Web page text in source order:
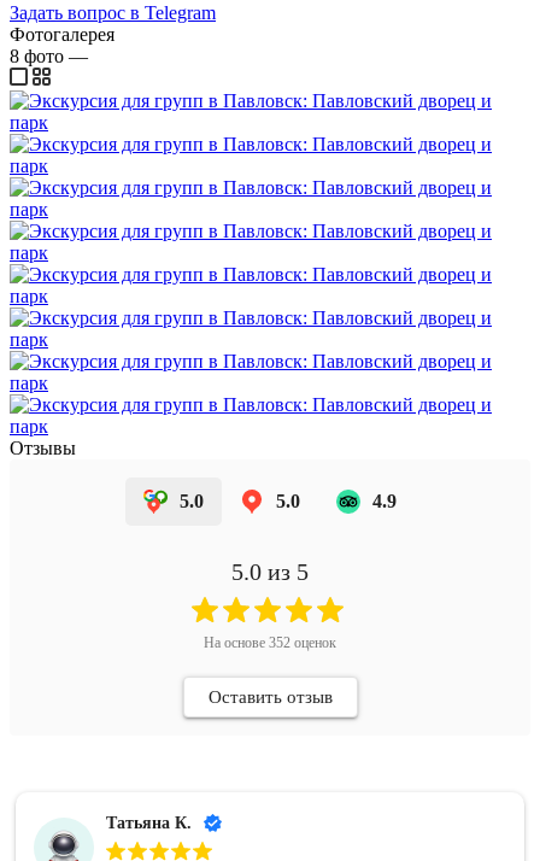
Задать вопрос в Telegram
Фотогалерея
8 фото —
Отзывы
5.0 5.0 4.9
5.0 из 5
На основе 352 оценок
Оставить отзыв
Татьяна К.